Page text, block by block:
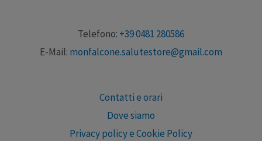
Telefono: +39 0481 280586
E-Mail: monfalcone.salutestore@gmail.com
Contatti e orari
Dove siamo
Privacy policy e Cookie Policy